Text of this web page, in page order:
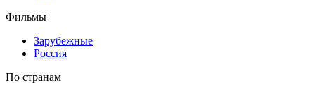
Фильмы
Зарубежные
Россия
По странам